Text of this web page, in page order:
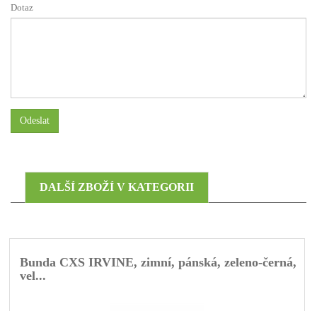
Dotaz
Odeslat
DALŠÍ ZBOŽÍ V KATEGORII
Bunda CXS IRVINE, zimní, pánská, zeleno-černá,
vel...